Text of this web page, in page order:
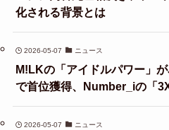
化される背景とは
2026-05-07 ニュース
M!LKの「アイドルパワー」
で首位獲得、Number_iの「
2026-05-07 ニュース